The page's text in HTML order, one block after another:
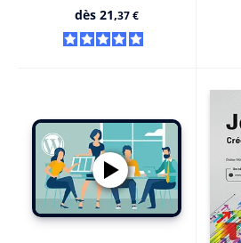
dès 21,37 €